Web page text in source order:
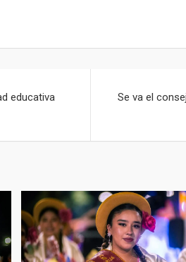
educativa
Se va el